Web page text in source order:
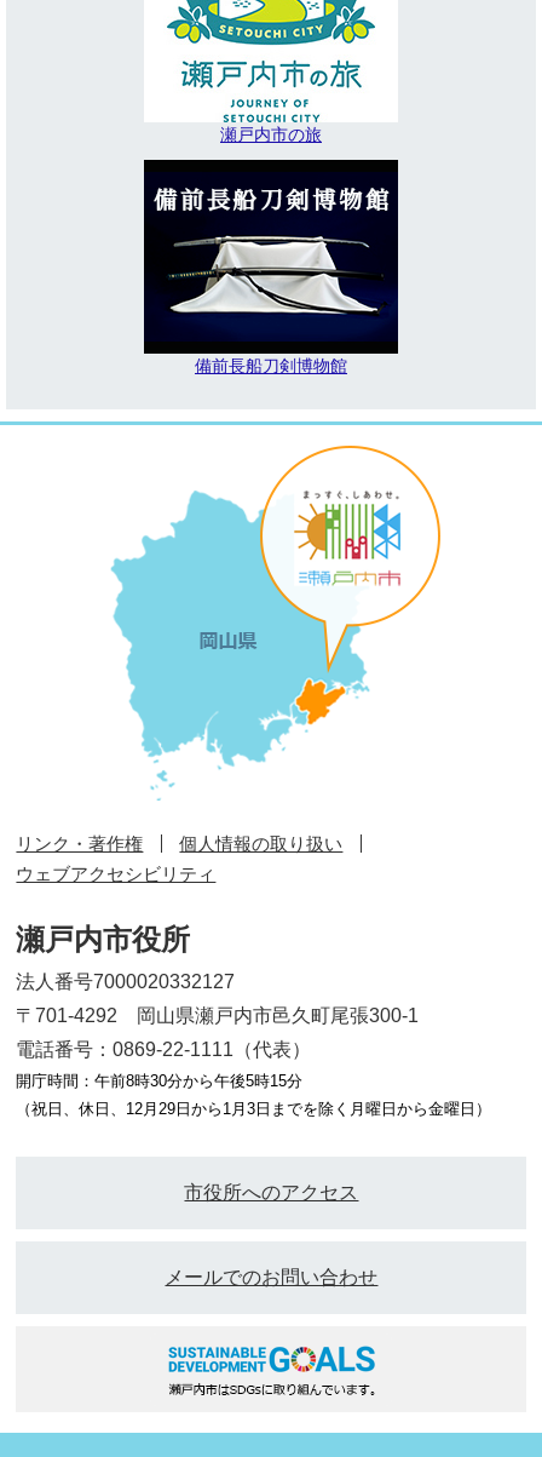
瀬戸内市の旅
備前長船刀剣博物館
リンク・著作権
個人情報の取り扱い
ウェブアクセシビリティ
瀬戸内市役所
法人番号7000020332127
〒701-4292 岡山県瀬戸内市邑久町尾張300-1
電話番号：0869-22-1111（代表）
開庁時間：午前8時30分から午後5時15分
（祝日、休日、12月29日から1月3日までを除く月曜日から金曜日）
市役所へのアクセス
メールでのお問い合わせ